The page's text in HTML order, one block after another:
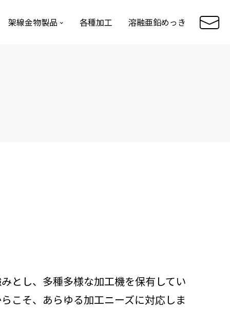
架線金物製品 各種加工 溶融亜鉛めっき
とし、多種多様な加工機を保有してい
こそ、あらゆる加工ニーズに対応しま